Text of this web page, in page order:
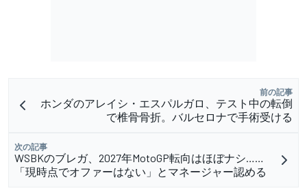
前の記事
ホンダのアレイシ・エスパルガロ、テスト中の転倒
で椎骨骨折。バルセロナで手術受ける
次の記事
WSBKのブレガ、2027年MotoGP転向はほぼナシ……
「現時点でオファーはない」とマネージャー認める